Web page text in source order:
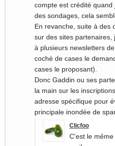
compte est crédité
des sondages, cela
En revanche, suite à des
sur des sites partenaires,
à plusieurs newsletters
coché de cases le
cases le proposant).
Donc Gaddin ou ses
la main sur les
adresse spécifique pour
principale inondée de
Clicfoo
C'est le même